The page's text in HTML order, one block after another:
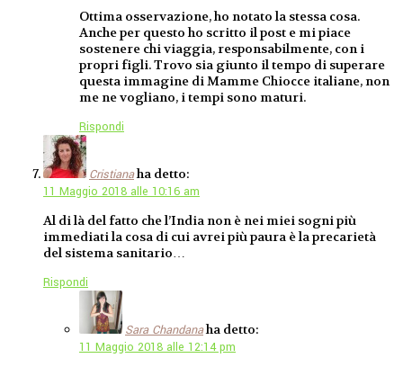
Ottima osservazione, ho notato la stessa cosa.
Anche per questo ho scritto il post e mi piace
sostenere chi viaggia, responsabilmente, con i
propri figli. Trovo sia giunto il tempo di superare
questa immagine di Mamme Chiocce italiane, non
me ne vogliano, i tempi sono maturi.
Rispondi
Cristianaha detto:
11 Maggio 2018 alle 10:16 am
Al di là del fatto che l’India non è nei miei sogni più
immediati la cosa di cui avrei più paura è la precarietà
del sistema sanitario…
Rispondi
Sara Chandanaha detto:
11 Maggio 2018 alle 12:14 pm